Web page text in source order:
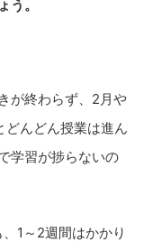
う。
が終わらず、2月や
んどん授業は進ん
学習が捗らないの
1～2週間はかかり